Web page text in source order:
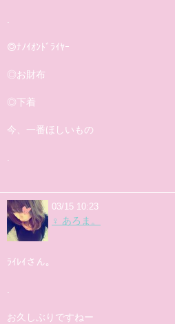
◎ﾅﾉｲｵﾝﾄﾞﾗｲﾔｰ
◎お財布
◎下着
今、一番ほしいもの
03/15 10:23
♀ あろま。
ﾗｲﾚｲさん。
お久しぶりですねー